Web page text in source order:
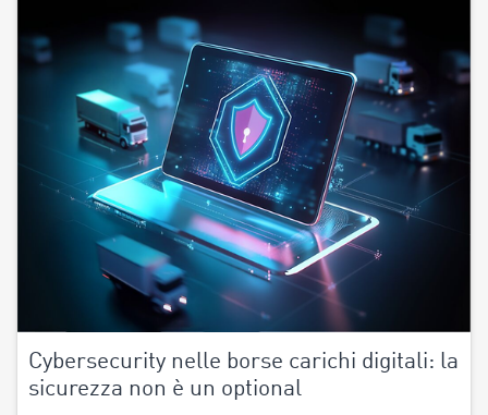
Cybersecurity nelle borse carichi digitali: la
sicurezza non è un optional